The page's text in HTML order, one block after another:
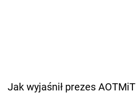
Jak wyjaśnił prezes